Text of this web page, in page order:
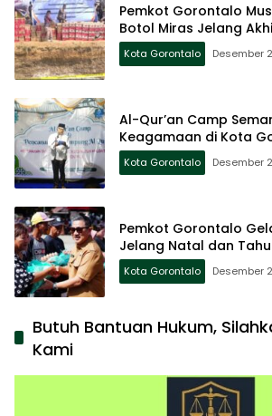
Pemkot Gorontalo
Botol Miras Jelang
Kota Gorontalo Desember
Al-Qur’an Camp
Keagamaan di Kota
Kota Gorontalo Desember
Pemkot Gorontalo
Jelang Natal dan
Kota Gorontalo Desember
Butuh Bantuan Hukum,
Kami